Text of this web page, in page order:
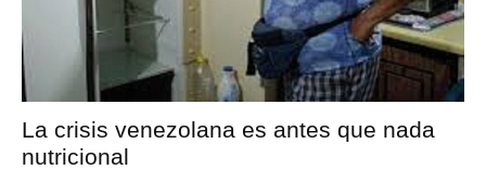
La crisis venezolana es antes que nada
nutricional